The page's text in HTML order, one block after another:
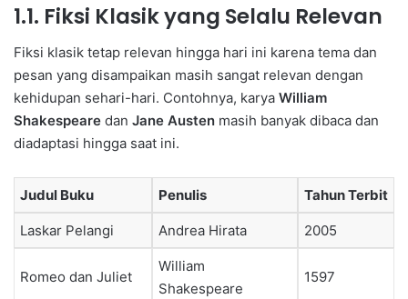
1.1. Fiksi Klasik yang Selalu Relevan
Fiksi klasik tetap relevan hingga hari ini karena tema dan
pesan yang disampaikan masih sangat relevan dengan
kehidupan sehari-hari. Contohnya, karya William
Shakespeare dan Jane Austen masih banyak dibaca dan
diadaptasi hingga saat ini.
Judul Buku Penulis Tahun Terbit
Laskar Pelangi Andrea Hirata 2005
Romeo dan Juliet
William
Shakespeare
1597